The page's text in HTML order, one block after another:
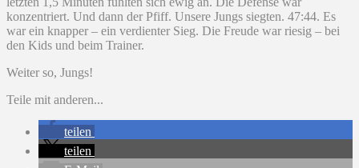
konzentriert. Und dann der Pfiff. Unsere Jungs siegten. 47:44. Es
war ein knapper – ein verdienter Sieg. Die Freude war riesig – bei
den Kids und beim Trainer.
Weiter so, Jungs!
Teile mit anderen...
teilen
teilen